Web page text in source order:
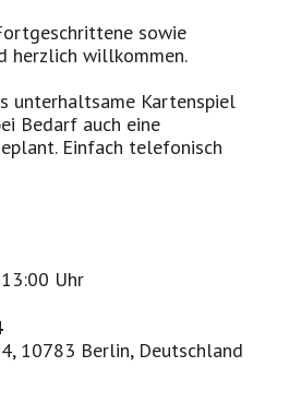
sowie
herzlich willkommen.
unterhaltsame Kartenspiel
Bedarf auch eine
Einfach telefonisch
Uhr
10783 Berlin, Deutschland